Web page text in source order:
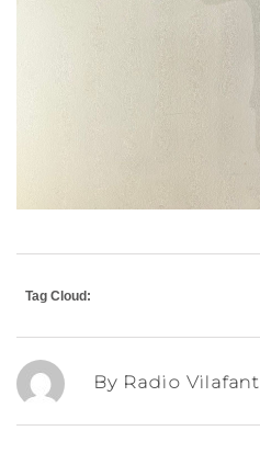
Tag Cloud:
By Radio Vilafant